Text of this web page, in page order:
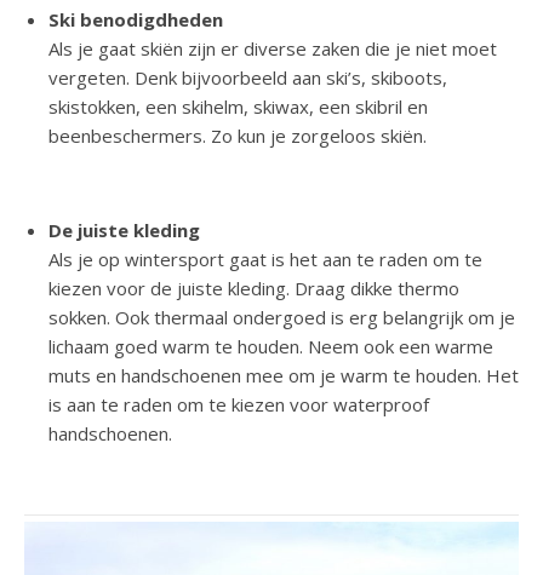
Ski benodigdheden
Als je gaat skiën zijn er diverse zaken die je niet moet
vergeten. Denk bijvoorbeeld aan ski’s, skiboots,
skistokken, een skihelm, skiwax, een skibril en
beenbeschermers. Zo kun je zorgeloos skiën.
De juiste kleding
Als je op wintersport gaat is het aan te raden om te
kiezen voor de juiste kleding. Draag dikke thermo
sokken. Ook thermaal ondergoed is erg belangrijk om je
lichaam goed warm te houden. Neem ook een warme
muts en handschoenen mee om je warm te houden. Het
is aan te raden om te kiezen voor waterproof
handschoenen.